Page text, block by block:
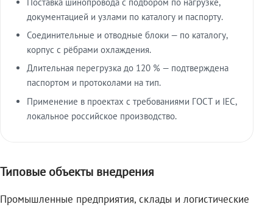
документацией и узлами по каталогу и паспорту.
Соединительные и отводные блоки — по каталогу,
корпус с рёбрами охлаждения.
Длительная перегрузка до 120 % — подтверждена
паспортом и протоколами на тип.
Применение в проектах с требованиями ГОСТ и IEC,
локальное российское производство.
Типовые объекты внедрения
Промышленные предприятия, склады и логистические